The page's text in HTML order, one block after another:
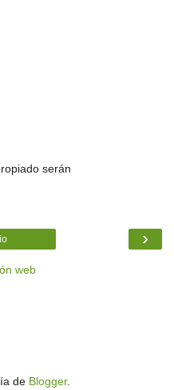
serán
›
web
de Blogger.